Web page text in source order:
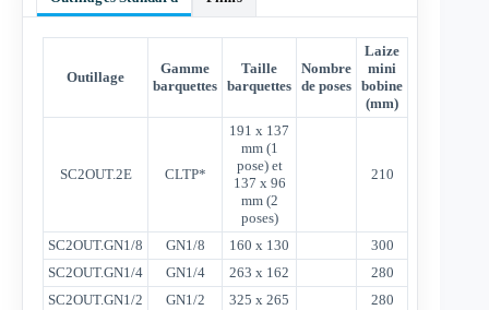
Outillage
Gamme
barquettes
Taille
barquettes
Nombre
de poses
Laize
mini
bobine
(mm)
SC2OUT.2E CLTP*
191 x 137
mm (1
pose) et
137 x 96
mm (2
poses)
210
SC2OUT.GN1/8 GN1/8 160 x 130
300
SC2OUT.GN1/4
GN1/4 263 x 162
280
SC2OUT.GN1/2
GN1/2 325 x 265 280